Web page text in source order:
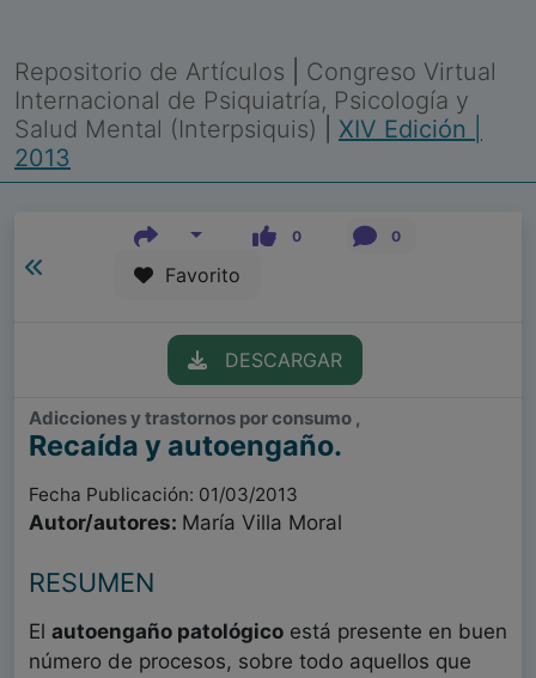
Repositorio de Artículos
Congreso Virtual
Internacional de Psiquiatría, Psicología y
Salud Mental (Interpsiquis)
XIV Edición |
2013
0 0
Favorito
DESCARGAR
Adicciones y trastornos por consumo ,
Recaída y autoengaño.
Fecha Publicación: 01/03/2013
Autor/autores: María Villa Moral
RESUMEN
El autoengaño patológico está presente en buen
número de procesos, sobre todo aquellos que